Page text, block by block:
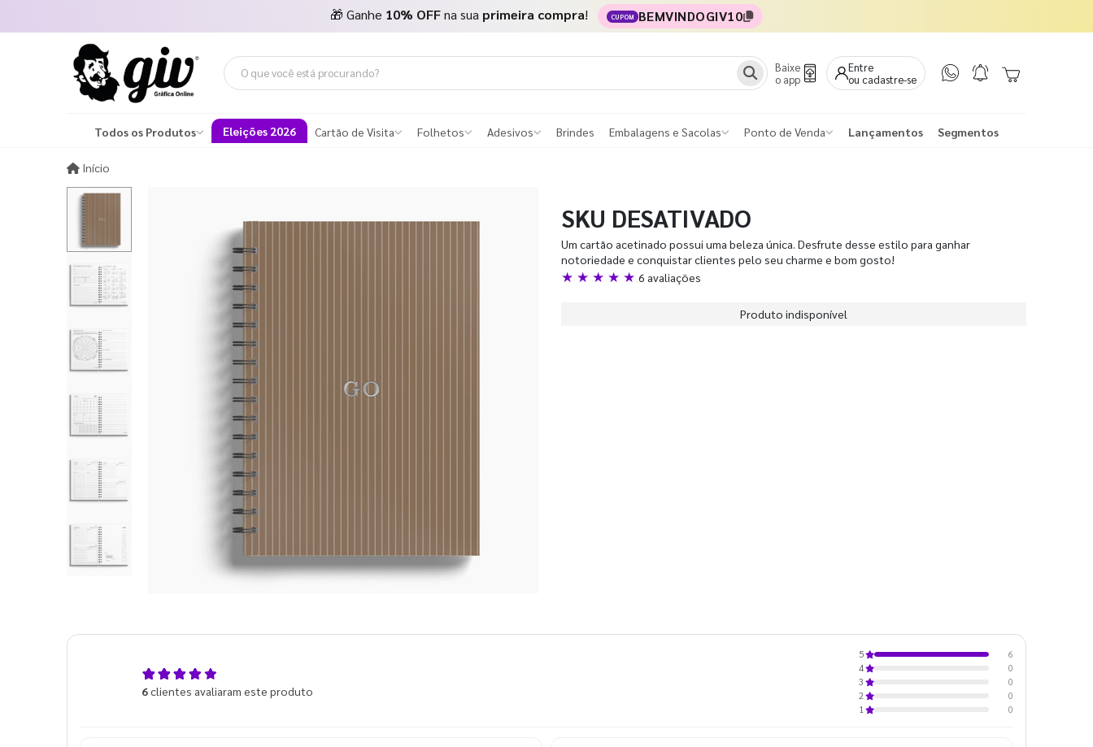
🎁 Ganhe 10% OFFna sua primeira compra! CUPOM BEMVINDOGIV10
Baixe
o app
Entre
ou cadastre-se
Todos os Produtos Eleições 2026 Cartão de Visita Folhetos Adesivos Brindes Embalagens e Sacolas Ponto de Venda Lançamentos Segmentos
Início
SKU DESATIVADO
Um cartão acetinado possui uma beleza única. Desfrute desse estilo para ganhar
notoriedade e conquistar clientes pelo seu charme e bom gosto!
★ ★ ★ ★ ★ 6 avaliações
Produto indisponível
6clientes avaliaram este produto
5
6
4
0
3
0
2
0
1
0